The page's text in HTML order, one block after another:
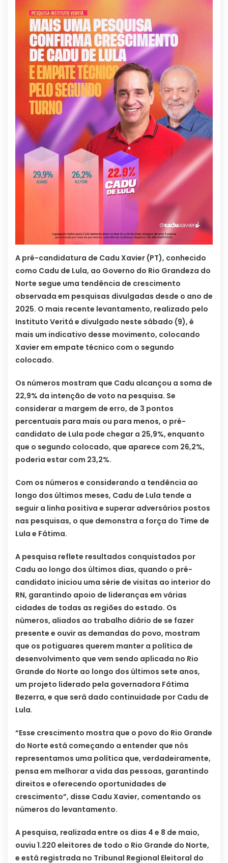
A pré-candidatura de Cadu Xavier (PT), conhecido
como Cadu de Lula, ao Governo do Rio Grandeza do
Norte segue uma tendência de crescimento
observada em pesquisas divulgadas desde o ano de
2025. O mais recente levantamento, realizado pelo
Instituto Veritá e divulgado neste sábado (9), é
mais um indicativo desse movimento, colocando
Xavier em empate técnico com o segundo
colocado.
Os números mostram que Cadu alcançou a soma de
22,9% da intenção de voto na pesquisa. Se
considerar a margem de erro, de 3 pontos
percentuais para mais ou para menos, o pré-
candidato de Lula pode chegar a 25,9%, enquanto
que o segundo colocado, que aparece com 26,2%,
poderia estar com 23,2%.
Com os números e considerando a tendência ao
longo dos últimos meses, Cadu de Lula tende a
seguir a linha positiva e superar adversários postos
nas pesquisas, o que demonstra a força do Time de
Lula e Fátima.
A pesquisa reflete resultados conquistados por
Cadu ao longo dos últimos dias, quando o pré-
candidato iniciou uma série de visitas ao interior do
RN, garantindo apoio de lideranças em várias
cidades de todas as regiões do estado. Os
números, aliados ao trabalho diário de se fazer
presente e ouvir as demandas do povo, mostram
que os potiguares querem manter a política de
desenvolvimento que vem sendo aplicada no Rio
Grande do Norte ao longo dos últimos sete anos,
um projeto liderado pela governadora Fátima
Bezerra, e que será dado continuidade por Cadu de
Lula.
“Esse crescimento mostra que o povo do Rio Grande
do Norte está começando a entender que nós
representamos uma política que, verdadeiramente,
pensa em melhorar a vida das pessoas, garantindo
direitos e oferecendo oportunidades de
crescimento”, disse Cadu Xavier, comentando os
números do levantamento.
A pesquisa, realizada entre os dias 4 e 8 de maio,
ouviu 1.220 eleitores de todo o Rio Grande do Norte,
e está registrada no Tribunal Regional Eleitoral do